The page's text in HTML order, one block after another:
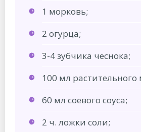
1 морковь;
2 огурца;
3-4 зубчика чеснока;
100 мл растительного
60 мл соевого соуса;
2 ч. ложки соли;